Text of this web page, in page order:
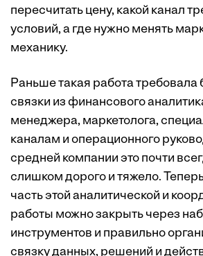
пересчитать цену, какой канал
условий, а где нужно менять
механику.
Раньше такая работа требовала
связки из финансового
менеджера, маркетолога,
каналам и операционного
средней компании это почти
слишком дорого и тяжело.
часть этой аналитической и
работы можно закрыть через
инструментов и правильно
связку данных, решений и